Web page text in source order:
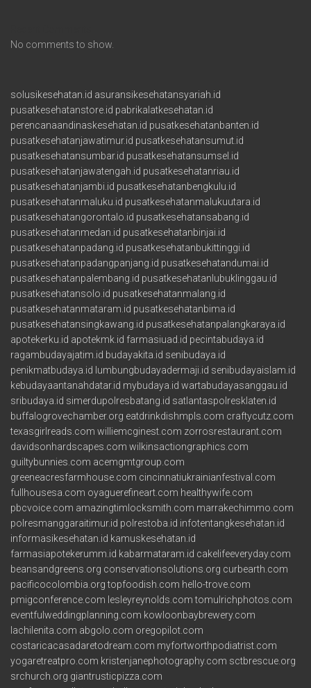
No comments to show.
solusikesehatan.id asuransikesehatansyariah.id
pusatkesehatanstore.id pabrikalatkesehatan.id
perencanaandinaskesehatan.id pusatkesehatanbanten.id
pusatkesehatanjawatimur.id pusatkesehatansumut.id
pusatkesehatansumbar.id pusatkesehatansumsel.id
pusatkesehatanjawatengah.id pusatkesehatanriau.id
pusatkesehatanjambi.id pusatkesehatanbengkulu.id
pusatkesehatanmaluku.id pusatkesehatanmalukuutara.id
pusatkesehatangorontalo.id pusatkesehatansabang.id
pusatkesehatanmedan.id pusatkesehatanbinjai.id
pusatkesehatanpadang.id pusatkesehatanbukittinggi.id
pusatkesehatanpadangpanjang.id pusatkesehatandumai.id
pusatkesehatanpalembang.id pusatkesehatanlubuklinggau.id
pusatkesehatansolo.id pusatkesehatanmalang.id
pusatkesehatanmataram.id pusatkesehatanbima.id
pusatkesehatansingkawang.id pusatkesehatanpalangkaraya.id
apotekerku.id apotekmk.id farmasiuad.id pecintabudaya.id
ragambudayajatim.id budayakita.id senibudaya.id
penikmatbudaya.id lumbungbudayadermaji.id senibudayaislam.id
kebudayaantanahdatar.id mybudaya.id wartabudayasanggau.id
sribudaya.id simerdupolresbatang.id satlantaspolresklaten.id
buffalogrovechamber.org eatdrinkdishmpls.com craftycutz.com
texasgirlreads.com williemcginest.com zorrosrestaurant.com
davidsonhardscapes.com wilkinsactiongraphics.com
guiltybunnies.com acemgmtgroup.com
greeneacresfarmhouse.com cincinnatiukrainianfestival.com
fullhousesa.com oyaguerefineart.com healthywife.com
pbcvoice.com amazingtimlocksmith.com marrakechimmo.com
polresmanggaraitimur.id polrestoba.id infotentangkesehatan.id
informasikesehatan.id kamuskesehatan.id
farmasiapotekerumm.id kabarmataram.id cakelifeeveryday.com
beansandgreens.org conservationsolutions.org curbearth.com
pacificocolombia.org topfoodish.com hello-trove.com
pmigconference.com lesleyreynolds.com tomulrichphotos.com
eventfulweddingplanning.com kowloonbaybrewery.com
lachilenita.com abgolo.com oregopilot.com
costaricacasadaretodream.com myfortworthpodiatrist.com
yogaretreatpro.com kristenjanephotography.com sctbrescue.org
srchurch.org giantrusticpizza.com